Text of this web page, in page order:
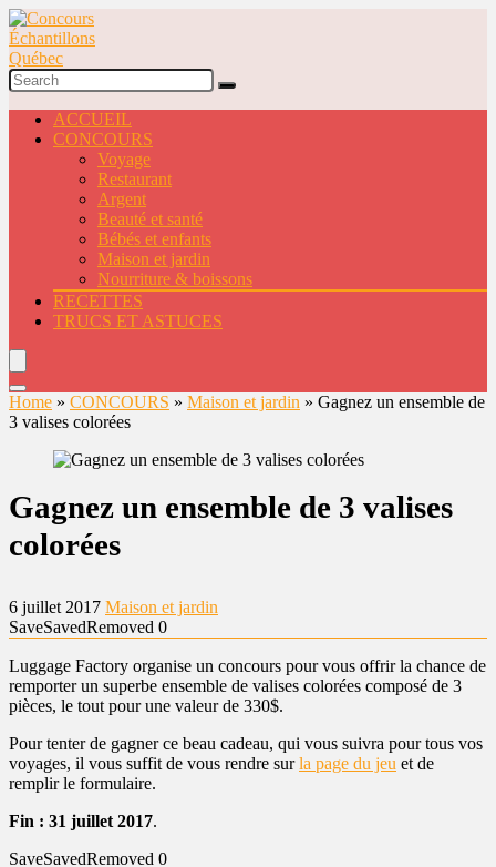
ACCUEIL
CONCOURS
Voyage
Restaurant
Argent
Beauté et santé
Bébés et enfants
Maison et jardin
Nourriture & boissons
RECETTES
TRUCS ET ASTUCES
Home » CONCOURS » Maison et jardin » Gagnez un ensemble de
3 valises colorées
Gagnez un ensemble de 3 valises
colorées
6 juillet 2017 Maison et jardin
SaveSavedRemoved 0
Luggage Factory organise un concours pour vous offrir la chance de
remporter un superbe ensemble de valises colorées composé de 3
pièces, le tout pour une valeur de 330$.
Pour tenter de gagner ce beau cadeau, qui vous suivra pour tous vos
voyages, il vous suffit de vous rendre surla page du jeu et de
remplir le formulaire.
Fin : 31 juillet 2017.
SaveSavedRemoved 0